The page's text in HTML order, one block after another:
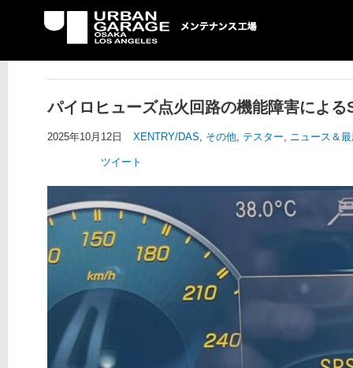
UG メンテナンス工場
パイロヒューズ点火回路の機能障害によ
2025年10月12日 XENTRY/DAS, その他, テスター, ニュース＆
ツイート